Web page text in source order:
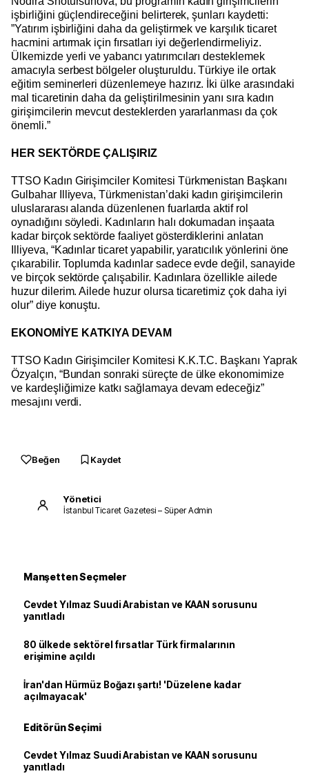
işbirliğini güçlendireceğini belirterek, şunları kaydetti:
”Yatırım işbirliğini daha da geliştirmek ve karşılık ticaret
hacmini artırmak için fırsatları iyi değerlendirmeliyiz.
Ülkemizde yerli ve yabancı yatırımcıları desteklemek
amacıyla serbest bölgeler oluşturuldu. Türkiye ile ortak
eğitim seminerleri düzenlemeye hazırız. İki ülke arasındaki
mal ticaretinin daha da geliştirilmesinin yanı sıra kadın
girişimcilerin mevcut desteklerden yararlanması da çok
önemli.”
HER SEKTÖRDE ÇALIŞIRIZ
TTSO Kadın Girişimciler Komitesi Türkmenistan Başkanı
Gulbahar Illiyeva, Türkmenistan’daki kadın girişimcilerin
uluslararası alanda düzenlenen fuarlarda aktif rol
oynadığını söyledi. Kadınların halı dokumadan inşaata
kadar birçok sektörde faaliyet gösterdiklerini anlatan
Illiyeva, “Kadınlar ticaret yapabilir, yaratıcılık yönlerini öne
çıkarabilir. Toplumda kadınlar sadece evde değil, sanayide
ve birçok sektörde çalışabilir. Kadınlara özellikle ailede
huzur dilerim. Ailede huzur olursa ticaretimiz çok daha iyi
olur” diye konuştu.
EKONOMİYE KATKIYA DEVAM
TTSO Kadın Girişimciler Komitesi K.K.T.C. Başkanı Yaprak
Özyalçın, “Bundan sonraki süreçte de ülke ekonomimize
ve kardeşliğimize katkı sağlamaya devam edeceğiz”
mesajını verdi.
Beğen Kaydet
Yönetici
İstanbul Ticaret Gazetesi – Süper Admin
Manşetten Seçmeler
Cevdet Yılmaz Suudi Arabistan ve KAAN sorusunu
yanıtladı
80 ülkede sektörel fırsatlar Türk firmalarının
erişimine açıldı
İran'dan Hürmüz Boğazı şartı! 'Düzelene kadar
açılmayacak'
Editörün Seçimi
Cevdet Yılmaz Suudi Arabistan ve KAAN sorusunu
yanıtladı